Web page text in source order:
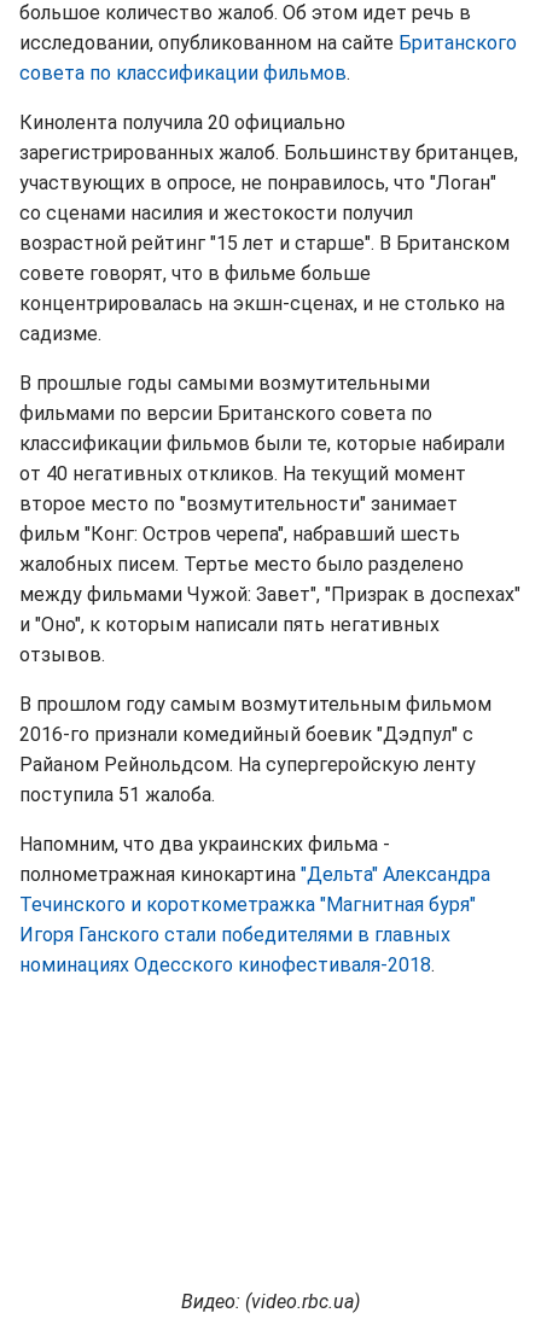
большое количество жалоб. Об этом идет речь в
исследовании, опубликованном на сайте Британского
совета по классификации фильмов.
Кинолента получила 20 официально
зарегистрированных жалоб. Большинству британцев,
участвующих в опросе, не понравилось, что "Логан"
со сценами насилия и жестокости получил
возрастной рейтинг "15 лет и старше". В Британском
совете говорят, что в фильме больше
концентрировалась на экшн-сценах, и не столько на
садизме.
В прошлые годы самыми возмутительными
фильмами по версии Британского совета по
классификации фильмов были те, которые набирали
от 40 негативных откликов. На текущий момент
второе место по "возмутительности" занимает
фильм "Конг: Остров черепа", набравший шесть
жалобных писем. Тертье место было разделено
между фильмами Чужой: Завет", "Призрак в доспехах"
и "Оно", к которым написали пять негативных
отзывов.
В прошлом году самым возмутительным фильмом
2016-го признали комедийный боевик "Дэдпул" c
Райаном Рейнольдсом. На супергеройскую ленту
поступила 51 жалоба.
Напомним, что два украинских фильма -
полнометражная кинокартина "Дельта" Александра
Течинского и короткометражка "Магнитная буря"
Игоря Ганского стали победителями в главных
номинациях Одесского кинофестиваля-2018.
Видео: (video.rbc.ua)